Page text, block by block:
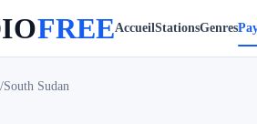
FREEAccueilStationsGenres
South Sudan